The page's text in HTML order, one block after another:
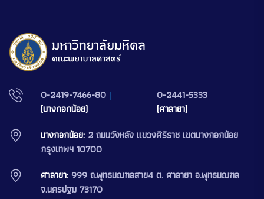
0-2419-7466-80 |
(บางกอกน้อย)
0-2441-5333
(ศาลายา)
บางกอกน้อย: 2 ถนนวังหลัง แขวงศิริราช เขตบางกอกน้อย
กรุงเทพฯ 10700
ศาลายา: 999 ถ.พุทธมณฑลสาย4 ต. ศาลายา อ.พุทธมณฑล
จ.นครปฐม 73170